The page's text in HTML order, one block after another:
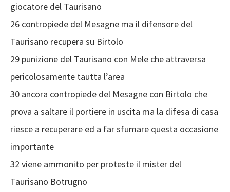
giocatore del Taurisano
26 contropiede del Mesagne ma il difensore del
Taurisano recupera su Birtolo
29 punizione del Taurisano con Mele che attraversa
pericolosamente tautta l’area
30 ancora contropiede del Mesagne con Birtolo che
prova a saltare il portiere in uscita ma la difesa di casa
riesce a recuperare ed a far sfumare questa occasione
importante
32 viene ammonito per proteste il mister del
Taurisano Botrugno